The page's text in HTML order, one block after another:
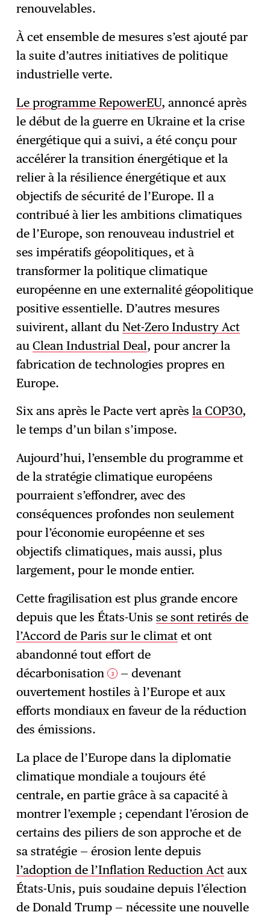
renouvelables.
À cet ensemble de mesures s’est ajouté par
la suite d’autres initiatives de politique
industrielle verte.
Le programme RepowerEU, annoncé après
le début de la guerre en Ukraine et la crise
énergétique qui a suivi, a été conçu pour
accélérer la transition énergétique et la
relier à la résilience énergétique et aux
objectifs de sécurité de l’Europe. Il a
contribué à lier les ambitions climatiques
de l’Europe, son renouveau industriel et
ses impératifs géopolitiques, et à
transformer la politique climatique
européenne en une externalité géopolitique
positive essentielle. D’autres mesures
suivirent, allant duNet-Zero Industry Act
auClean Industrial Deal, pour ancrer la
fabrication de technologies propres en
Europe.
Six ans après le Pacte vert aprèsla COP30,
le temps d’un bilan s’impose.
Aujourd’hui, l’ensemble du programme et
de la stratégie climatique européens
pourraient s’effondrer, avec des
conséquences profondes non seulement
pour l’économie européenne et ses
objectifs climatiques, mais aussi, plus
largement, pour le monde entier.
Cette fragilisation est plus grande encore
depuis que les États-Unisse sont retirés de
l’Accord de Paris sur le climat et ont
abandonné tout effort de
décarbonisation 3
— devenant
ouvertement hostiles à l’Europe et aux
efforts mondiaux en faveur de la réduction
des émissions.
La place de l’Europe dans la diplomatie
climatique mondiale a toujours été
centrale, en partie grâce à sa capacité à
montrer l’exemple ; cependant l’érosion de
certains des piliers de son approche et de
sa stratégie — érosion lente depuis
l’adoption de l’Inflation Reduction Act aux
États-Unis, puis soudaine depuis l’élection
de Donald Trump — nécessite une nouvelle